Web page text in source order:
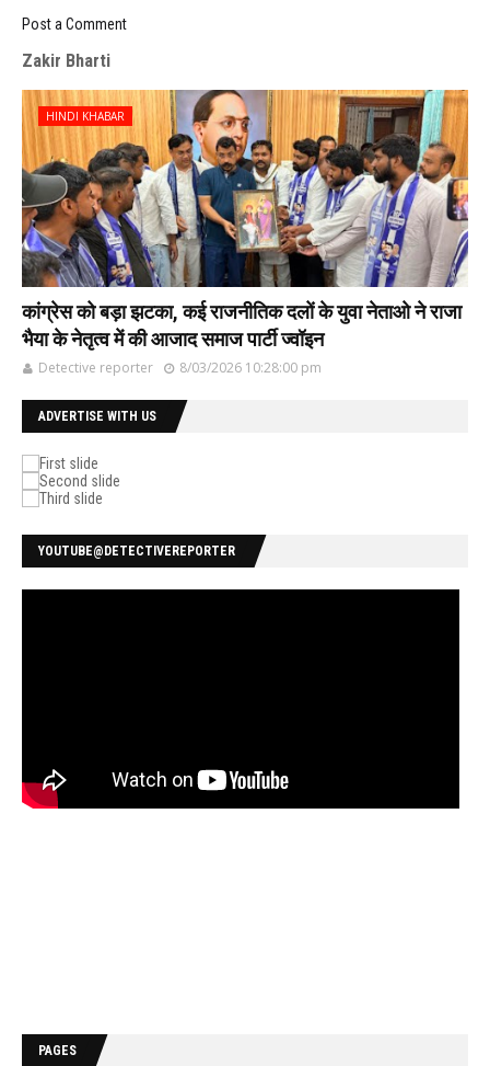
Post a Comment
Zakir Bharti
HINDI KHABAR
कांग्रेस को बड़ा झटका, कई राजनीतिक दलों के युवा नेताओ ने राजा
भैया के नेतृत्व में की आजाद समाज पार्टी ज्वॉइन
Detective reporter 8/03/2026 10:28:00 pm
ADVERTISE WITH US
YOUTUBE@DETECTIVEREPORTER
PAGES